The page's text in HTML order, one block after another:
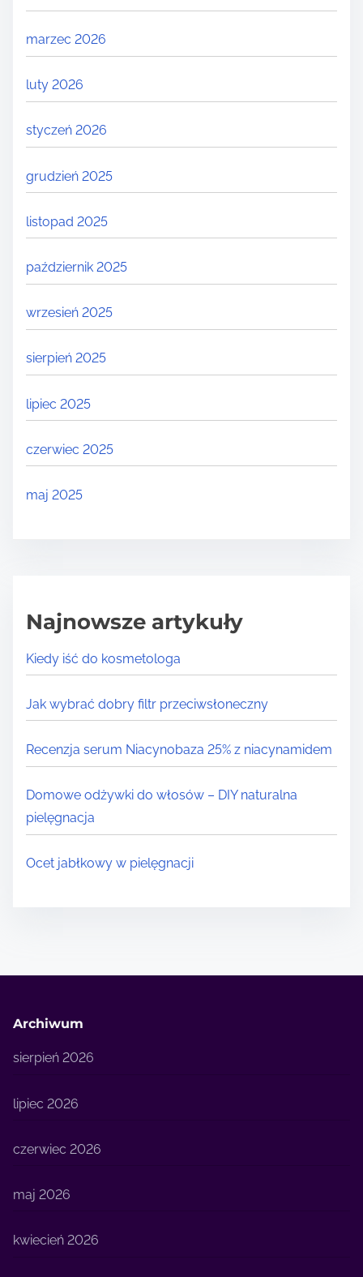
marzec 2026
luty 2026
styczeń 2026
grudzień 2025
listopad 2025
październik 2025
wrzesień 2025
sierpień 2025
lipiec 2025
czerwiec 2025
maj 2025
Najnowsze artykuły
Kiedy iść do kosmetologa
Jak wybrać dobry filtr przeciwsłoneczny
Recenzja serum Niacynobaza 25% z niacynamidem
Domowe odżywki do włosów – DIY naturalna
pielęgnacja
Ocet jabłkowy w pielęgnacji
Archiwum
sierpień 2026
lipiec 2026
czerwiec 2026
maj 2026
kwiecień 2026